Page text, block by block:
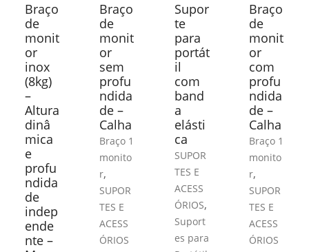
Braço
de
monit
or
inox
(8kg)
–
Altura
dinâ
mica
e
profu
ndida
de
indep
ende
nte –
Braço
de
monit
or
sem
profu
ndida
de –
Calha
Braço 1
monito
r,
SUPOR
TES E
ACESS
ÓRIOS
Supor
te
para
portát
il
com
band
a
elásti
ca
SUPOR
TES E
ACESS
ÓRIOS,
Suport
es para
Braço
de
monit
or
com
profu
ndida
de –
Calha
Braço 1
monito
r,
SUPOR
TES E
ACESS
ÓRIOS